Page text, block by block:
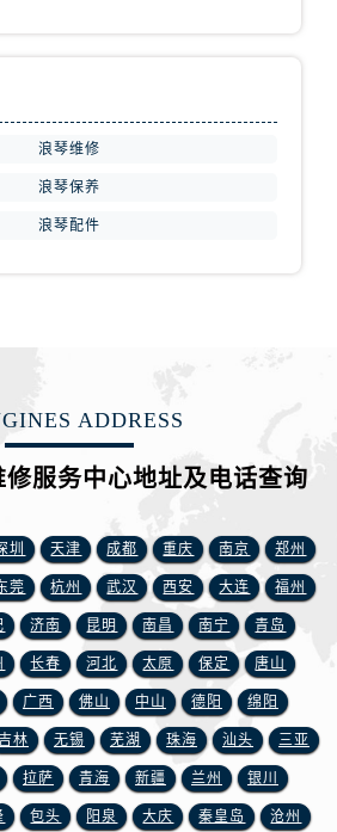
内蒙古自治区兴安盟市乌兰浩特市兴安大街浪琴售后服务中心（需提前预约）
山西省朔州市朔城区怡西路与鄯阳西街交汇处浪琴售后服务中心（需提前预约）
山西省阳泉市郊区平阳东街与新城大道交叉口浪琴售后服务中心（需提前预约）
山西省运城市盐湖区河东街浪琴售后服务中心（需提前预约）
山西省长治市潞州区英雄中路浪琴售后服务中心（需提前预约）
山西省太原市迎泽区迎泽街道解放路15号亨得利名表维修授权店3楼浪琴售后服务中心（需提前预约）
天津市和平区赤峰道136号天津国际金融中心26层2603室浪琴售后服务中心（需提前预约）
安徽省安庆市迎江区人民路浪琴售后服务中心（需提前预约）
安徽省蚌埠市蚌山区淮河路浪琴售后服务中心（需提前预约）
安徽省亳州市谯城区魏武大道浪琴售后服务中心（需提前预约）
安徽省池州市贵池区长江路浪琴售后服务中心（需提前预约）
浪琴维修
浪琴保养
浪琴配件
ADDRESS
服务中心地址及电话查询
圳 天津 成都 重庆 南京 郑州
莞 杭州 武汉 西安 大连 福州
济南 昆明 南昌 南宁 青岛
长春 河北 太原 保定 唐山
广西 佛山 中山 德阳 绵阳
林 无锡 芜湖 珠海 汕头 三亚
拉萨 青海 新疆 兰州 银川
包头 阳泉 大庆 秦皇岛 沧州